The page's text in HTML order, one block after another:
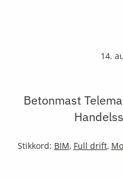
14.
Betonmast
Stikkord: BIM, Full drift,